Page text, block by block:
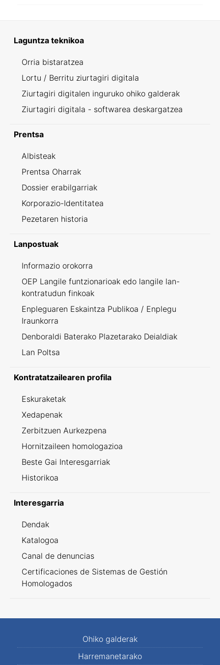
Laguntza teknikoa
Orria bistaratzea
Lortu / Berritu ziurtagiri digitala
Ziurtagiri digitalen inguruko ohiko galderak
Ziurtagiri digitala - softwarea deskargatzea
Prentsa
Albisteak
Prentsa Oharrak
Dossier erabilgarriak
Korporazio-Identitatea
Pezetaren historia
Lanpostuak
Informazio orokorra
OEP Langile funtzionarioak edo langile lan-
kontratudun finkoak
Enpleguaren Eskaintza Publikoa / Enplegu
Iraunkorra
Denboraldi Baterako Plazetarako Deialdiak
Lan Poltsa
Kontratatzailearen profila
Eskuraketak
Xedapenak
Zerbitzuen Aurkezpena
Hornitzaileen homologazioa
Beste Gai Interesgarriak
Historikoa
Interesgarria
Dendak
Katalogoa
Canal de denuncias
Certificaciones de Sistemas de Gestión
Homologados
Ohiko galderak
Harremanetarako